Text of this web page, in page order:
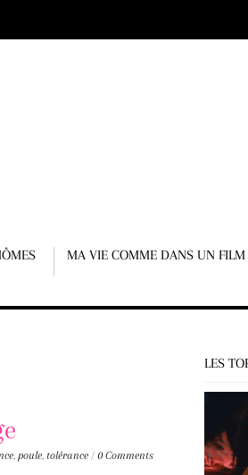
MA VIE COMME DANS UN FILM
, poule, tolérance / 0 Comments
LES